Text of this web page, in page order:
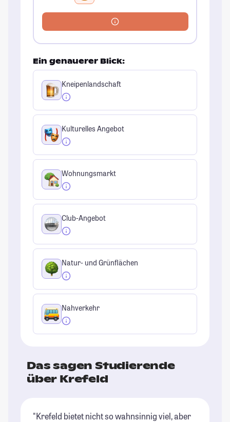
Ein genauerer Blick:
Kneipenlandschaft
Kulturelles Angebot
Wohnungsmarkt
Club-Angebot
Natur- und Grünflächen
Nahverkehr
Das sagen Studierende
über Krefeld
"Krefeld bietet nicht so wahnsinnig viel, aber